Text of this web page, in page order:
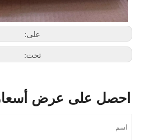
على:
تحت:
احصل على عرض